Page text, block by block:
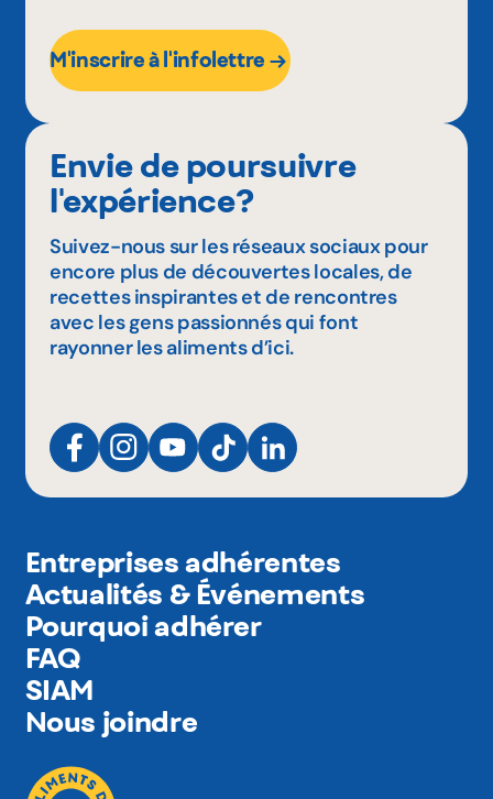
M'inscrire à l'infolettre
Envie de poursuivre
l'expérience?
Suivez-nous sur les réseaux sociaux pour
encore plus de découvertes locales, de
recettes inspirantes et de rencontres
avec les gens passionnés qui font
rayonner les aliments d’ici.
Entreprises adhérentes
Actualités & Événements
Pourquoi adhérer
FAQ
SIAM
Nous joindre